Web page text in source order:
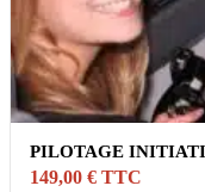
PILOTAGE
149,00 € TTC